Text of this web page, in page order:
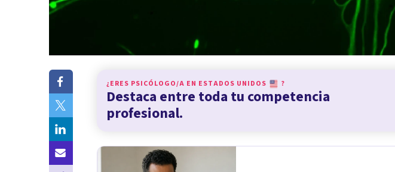
¿ERES PSICÓLOGO/A EN ESTADOS UNIDOS ?
Destaca entre toda tu competencia
profesional.